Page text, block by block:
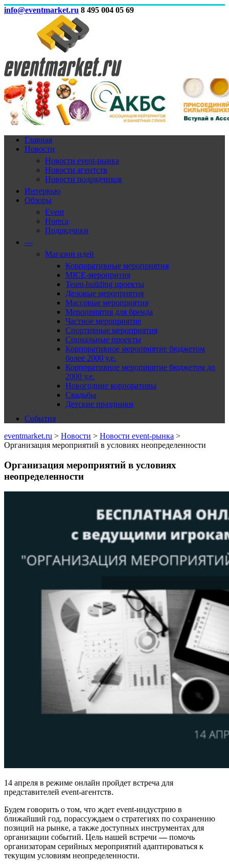
info@eventmarket.ru 8 495 004 05 69
Главная
Новости
Новости event-рынка
Новости агентств
Новости подрядчиков
Интервью
Обзоры
Event
Horeca
Подрядчики
—
Магазин идей
Корпоративные мероприятия
MICE-меропрития
Team-building проекты
Деловые мероприятия
Массовые мероприятия
Мероприятия для бренда
Частное мероприятие
Спортивные мероприятия
Социальные проекты
Корпоративное мероприятие бюджетом
более 2000 у.е.
Корпоративное мероприятие бюджетом до
2000 у.е.
Новогодние корпоративы
Свадьбы
Детские праздники
События
eventmarket.ru > Новости > Новости event-рынка >
Организация мероприятий в условиях неопределенности
Организация мероприятий в условиях
неопределенности
14 апреля в режиме онлайн пройдет встреча для
представителей event-агентств.
Будем говорить о том, что ждет event-индустрию в
ближайший год, порассуждаем о стратегиях по сохранению
позиций на рынке, а также доступных инструментах для
организации событий. Цель нашей встречи —помочь
организаторам серийных мероприятий адаптироваться к
текущим условиям неопределенности.